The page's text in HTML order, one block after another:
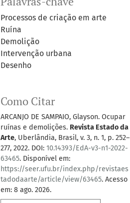
Processos de criação em arte
Ruína
Demolição
Intervenção urbana
Desenho
Como Citar
ARCANJO DE SAMPAIO, Glayson. Ocupar
ruínas e demolições. Revista Estado da
Arte, Uberlândia, Brasil, v. 3, n. 1, p. 252–
277, 2022. DOI: 10.14393/EdA-v3-n1-2022-
63465. Disponível em:
https://seer.ufu.br/index.php/revistaes
tadodaarte/article/view/63465. Acesso
em: 8 ago. 2026.